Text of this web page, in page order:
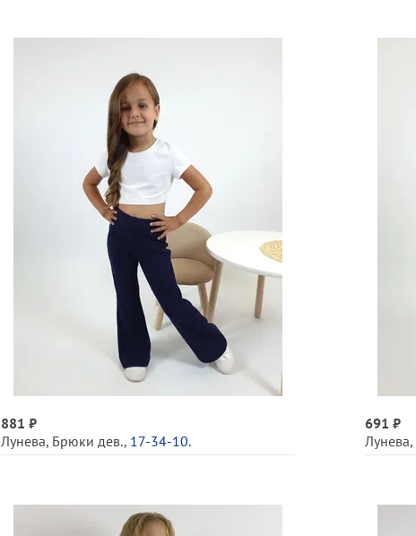
881 ₽
Лунева, Брюки дев., 17-34-10.
691 ₽
Лунева,